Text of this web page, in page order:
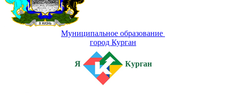
Муниципальное образование
город Курган
Я Курган